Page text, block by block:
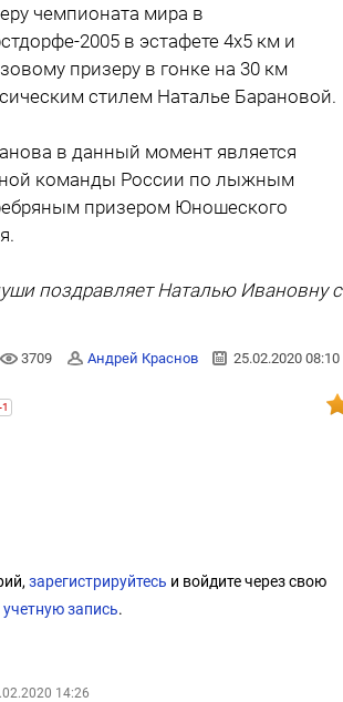
чемпионата мира в
2005 в эстафете 4х5 км и
призеру в гонке на 30 км
стилем Наталье Барановой.
в данный момент является
команды России по лыжным
призером Юношеского
поздравляет Наталью Ивановну с
3709 Андрей Краснов 25.02.2020 08:10
-1
зарегистрируйтесь и войдите через свою
учетную запись.
14:26